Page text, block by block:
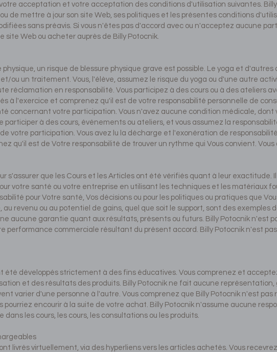
acceptation et votre acceptation des conditions d'utilisation suivantes.
de mettre à jour son site Web, ses politiques et les présentes conditions
sans préavis. Si vous n'êtes pas d'accord avec ou n'acceptez aucune
site Web ou acheter auprès de Billy Potocnik.
un risque de blessure physique grave est possible. Le yoga et d'autres
ou un traitement. Vous, l'élève, assumez le risque du yoga ou d'une autre
réclamation en responsabilité. Vous participez à des cours ou à des ateliers
à l'exercice et comprenez qu'il est de votre responsabilité personnelle de
concernant votre participation. Vous n'avez aucune condition médicale, dont
participer à des cours, événements ou ateliers, et vous assumez la
votre participation. Vous avez lu la décharge et l'exonération de
qu'il est de Votre responsabilité de trouver un rythme qui Vous convient.
s'assurer que les Cours et les Articles ont été vérifiés quant à leur exactitude.
votre santé ou votre entreprise en utilisant les techniques et les matériaux
pour Votre santé, Vos décisions ou pour les politiques ou pratiques que
revenu ou au potentiel de gains, quel que soit le support, sont des exemples
aucune garantie quant aux résultats, présents ou futurs. Billy Potocnik n'est
performance commerciale résultant du présent accord. Billy Potocnik n'est
été développés strictement à des fins éducatives. Vous comprenez et
et des résultats des produits. Billy Potocnik ne fait aucune
varier d'une personne à l'autre. Vous comprenez que Billy Potocnik n'est pas
encourir à la suite de votre achat. Billy Potocnik n'assume aucune
les cours, les cours, les consultations ou les produits.
livrés virtuellement, via des hyperliens vers les articles achetés. Vous